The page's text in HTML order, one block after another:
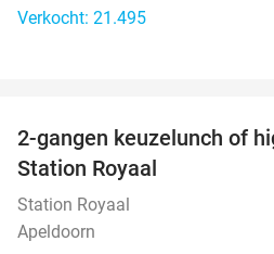
Verkocht: 21.495
2-gangen keuzelunch of
Station Royaal
Station Royaal
Apeldoorn